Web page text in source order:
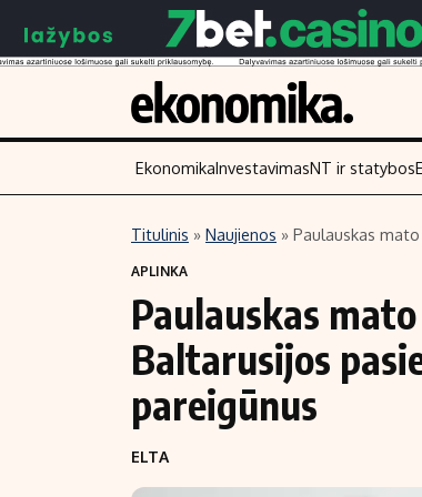
Turinys
Naujienos
Verslas
Energetika
Ekonomika
Politika
Įmonės
EkonomikaInvestavimasNT ir statybos
Titulinis » Naujienos » Paulauskas
APLINKA
Paulauskas
Baltarusijos
pareigūnus
ELTA